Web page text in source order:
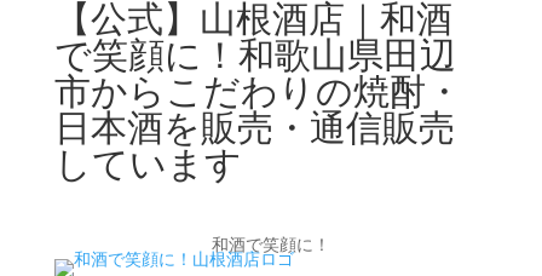
【公式】山根酒店｜和酒
で笑顔に！和歌山県田辺
市からこだわりの焼酎・
日本酒を販売・通信販売
しています
和酒で笑顔に！